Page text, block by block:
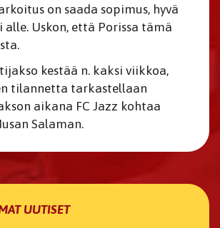
on saada sopimus, hyvä
alle. Uskon, että Porissa tämä
kestää n. kaksi viikkoa,
tilannetta tarkastellaan
aikana FC Jazz kohtaa
Salaman.
UUTISET